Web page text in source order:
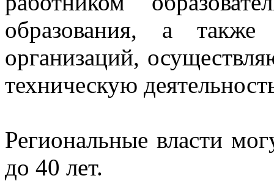
образования, а
организаций,
техническую
Региональные власти
до 40 лет.